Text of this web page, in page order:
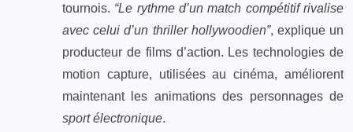
tournois. “Le rythme d’un match compétitif rivalise
avec celui d’un thriller hollywoodien”, explique un
producteur de films d’action. Les technologies de
motion capture, utilisées au cinéma, améliorent
maintenant les animations des personnages de
sport électronique.